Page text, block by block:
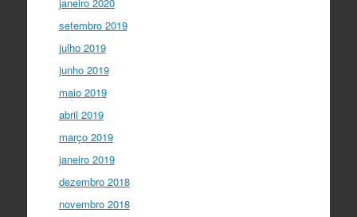
setembro 2019
julho 2019
junho 2019
maio 2019
abril 2019
março 2019
janeiro 2019
dezembro 2018
novembro 2018